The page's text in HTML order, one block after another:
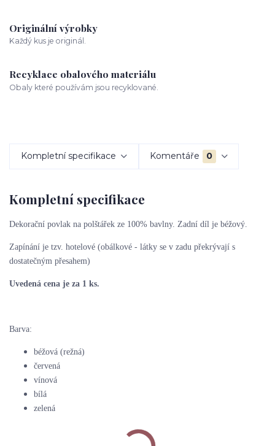
Originální výrobky
Každý kus je originál.
Recyklace obalového materiálu
Obaly které používám jsou recyklované.
Kompletní specifikace Komentáře 0
Kompletní specifikace
Dekorační povlak na polštářek ze 100% bavlny. Zadní díl je béžový.
Zapínání je tzv. hotelové (obálkové - látky se v zadu překrývají s
dostatečným přesahem)
Uvedená cena je za 1 ks.
Barva:
béžová (režná)
červená
vínová
bílá
zelená